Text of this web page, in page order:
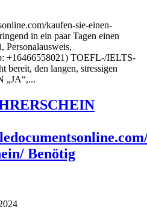
kaufen-sie-einen-
in ein paar Tagen einen
Personalausweis,
+16466558021) TOEFL-/IELTS-
den langen, stressigen
„JA“,...
Benötig